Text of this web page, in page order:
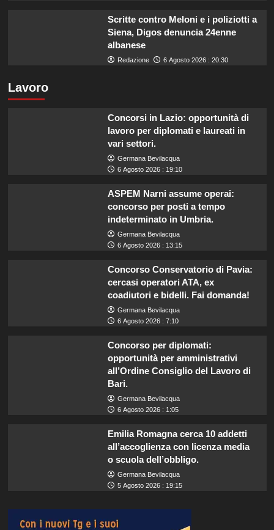
Scritte contro Meloni e i poliziotti a
Siena, Digos denuncia 24enne
albanese
Redazione 6 Agosto 2026 : 20:30
Lavoro
Concorsi in Lazio: opportunità di
lavoro per diplomati e laureati in
vari settori.
Germana Bevilacqua
6 Agosto 2026 : 19:10
ASPEM Narni assume operai:
concorso per posti a tempo
indeterminato in Umbria.
Germana Bevilacqua
6 Agosto 2026 : 13:15
Concorso Conservatorio di Pavia:
cercasi operatori ATA, ex
coadiutori e bidelli. Fai domanda!
Germana Bevilacqua
6 Agosto 2026 : 7:10
Concorso per diplomati:
opportunità per amministrativi
all’Ordine Consiglio del Lavoro di
Bari.
Germana Bevilacqua
6 Agosto 2026 : 1:05
Emilia Romagna cerca 10 addetti
all’accoglienza con licenza media
o scuola dell’obbligo.
Germana Bevilacqua
5 Agosto 2026 : 19:15